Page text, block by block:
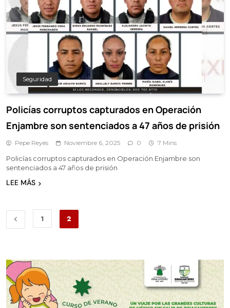
Seguridad
Policías corruptos capturados en Operación
Enjambre son sentenciados a 47 años de prisión
Pepe Reyes Noviembre 6, 2025 0 7 Mins
Policías corruptos capturados en Operación Enjambre son
sentenciados a 47 años de prisión
LEE MÁS
1 2